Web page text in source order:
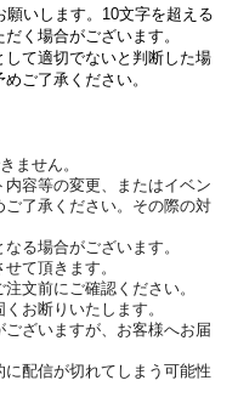
いします。10文字を超える
く場合がございます。
て適切でないと判断した場
ご了承ください。
ません。
容等の変更、またはイベン
ご了承ください。その際の対
る場合がございます。
て頂きます。
文前にご確認ください。
お断りいたします。
ざいますが、お客様へお届
配信が切れてしまう可能性